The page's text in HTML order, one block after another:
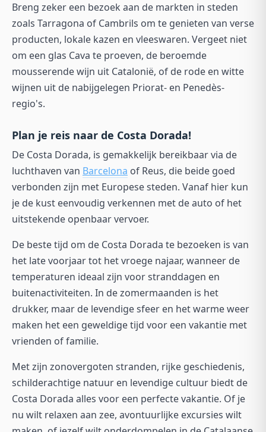
Breng zeker een bezoek aan de markten in steden
zoals Tarragona of Cambrils om te genieten van verse
producten, lokale kazen en vleeswaren. Vergeet niet
om een glas Cava te proeven, de beroemde
mousserende wijn uit Catalonië, of de rode en witte
wijnen uit de nabijgelegen Priorat- en Penedès-
regio's.
Plan je reis naar de Costa Dorada!
De Costa Dorada, is gemakkelijk bereikbaar via de
luchthaven van Barcelona of Reus, die beide goed
verbonden zijn met Europese steden. Vanaf hier kun
je de kust eenvoudig verkennen met de auto of het
uitstekende openbaar vervoer.
De beste tijd om de Costa Dorada te bezoeken is van
het late voorjaar tot het vroege najaar, wanneer de
temperaturen ideaal zijn voor stranddagen en
buitenactiviteiten. In de zomermaanden is het
drukker, maar de levendige sfeer en het warme weer
maken het een geweldige tijd voor een vakantie met
vrienden of familie.
Met zijn zonovergoten stranden, rijke geschiedenis,
schilderachtige natuur en levendige cultuur biedt de
Costa Dorada alles voor een perfecte vakantie. Of je
nu wilt relaxen aan zee, avontuurlijke excursies wilt